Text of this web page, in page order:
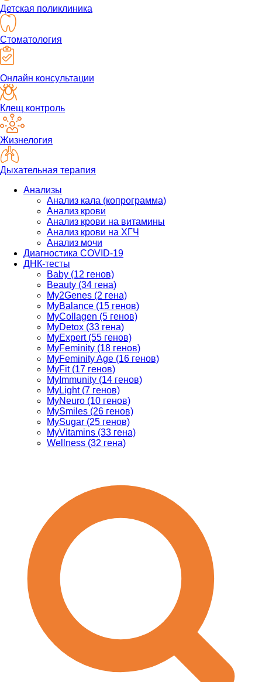
Детская поликлиника
Стоматология
Онлайн консультации
Клещ контроль
Жизнелогия
Дыхательная терапия
Анализы
Анализ кала (копрограмма)
Анализ крови
Анализ крови на витамины
Анализ крови на ХГЧ
Анализ мочи
Диагностика COVID-19
ДНК-тесты
Baby (12 генов)
Beauty (34 гена)
My2Genes (2 гена)
MyBalance (15 генов)
MyCollagen (5 генов)
MyDetox (33 гена)
MyExpert (55 генов)
MyFeminity (18 генов)
MyFeminity Age (16 генов)
MyFit (17 генов)
MyImmunity (14 генов)
MyLight (7 генов)
MyNeuro (10 генов)
MySmiles (26 генов)
MySugar (25 генов)
MyVitamins (33 гена)
Wellness (32 гена)